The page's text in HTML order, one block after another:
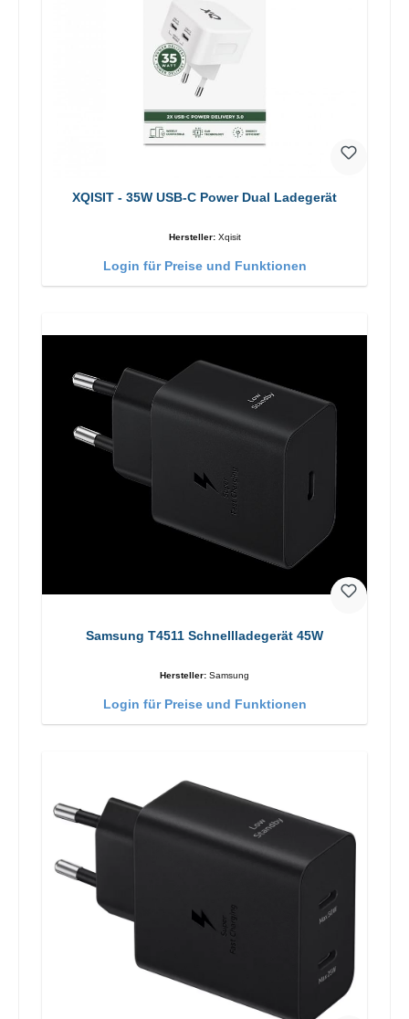
XQISIT - 35W USB-C Power Dual Ladegerät
Hersteller: Xqisit
Login für Preise und Funktionen
Samsung T4511 Schnellladegerät 45W
Hersteller: Samsung
Login für Preise und Funktionen